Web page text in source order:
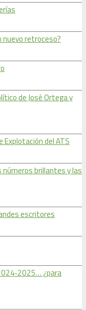
nuevo retroceso?
de José Ortega y
Explotación del ATS
números brillantes y las
escritores
¿para